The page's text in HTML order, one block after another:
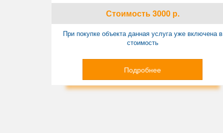
Стоимость3000р.
При покупке объекта данная услуга уже включена в
стоимость
Подробнее